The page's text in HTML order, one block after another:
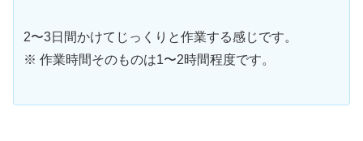
2〜3日間かけてじっくりと作業する感じです。
※ 作業時間そのものは1〜2時間程度です。